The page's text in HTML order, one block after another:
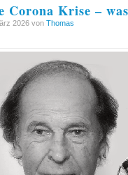
Corona Krise –
2026 von Thomas